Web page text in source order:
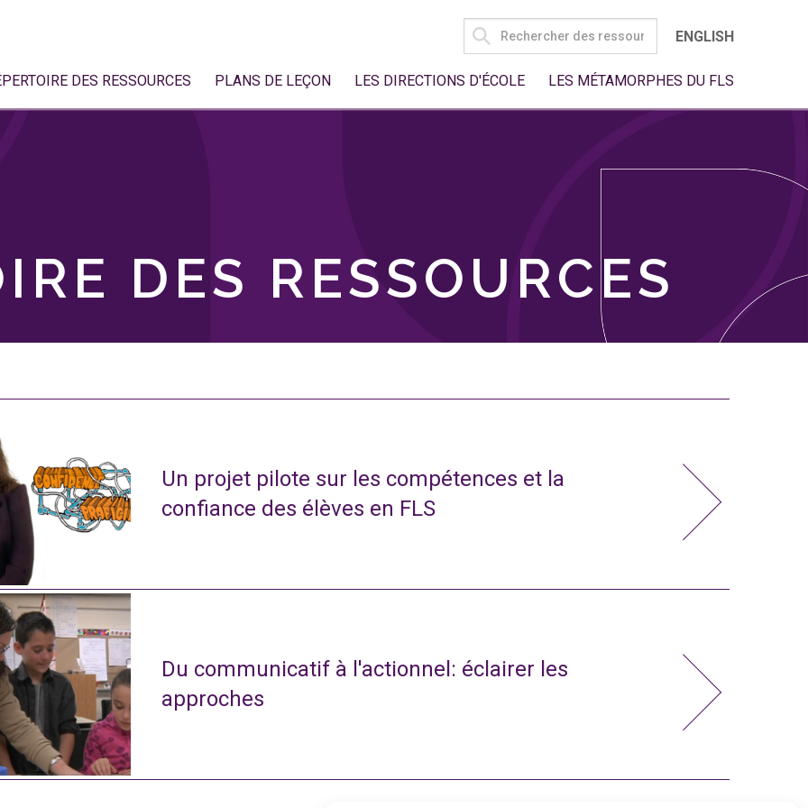
SEARCH
FOR:
ENGLISH
DES RESSOURCES PLANS DE LEÇON LES DIRECTIONS D'ÉCOLE LES MÉTAMORPHES DU FLS
DES RESSOURCES
Un projet pilote sur les compétences et la
confiance des élèves en FLS
Du communicatif à l'actionnel: éclairer les
approches